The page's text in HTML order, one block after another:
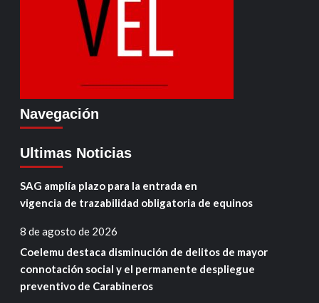
Navegación
Ultimas Noticias
SAG amplía plazo para la entrada en
vigencia de trazabilidad obligatoria de equinos
8 de agosto de 2026
Coelemu destaca disminución de delitos de mayor
connotación social y el permanente despliegue
preventivo de Carabineros